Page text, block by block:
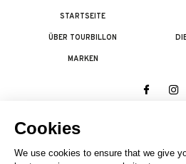
STARTSEITE
ÜBER TOURBILLON
MARKEN